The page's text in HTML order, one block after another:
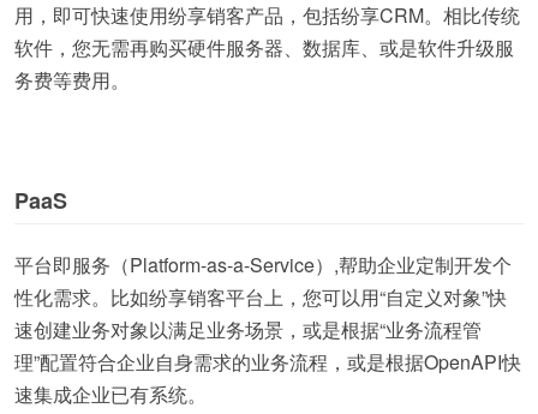
用，即可快速使用纷享销客产品，包括纷享CRM。相比传统
软件，您无需再购买硬件服务器、数据库、或是软件升级服
务费等费用。
PaaS
平台即服务（Platform-as-a-Service）,帮助企业定制开发个
性化需求。比如纷享销客平台上，您可以用“自定义对象”快
速创建业务对象以满足业务场景，或是根据“业务流程管
理”配置符合企业自身需求的业务流程，或是根据OpenAPI快
速集成企业已有系统。